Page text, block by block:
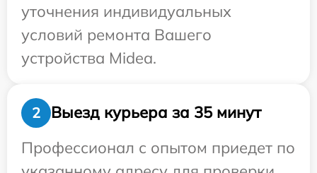
уточнения индивидуальных
условий ремонта Вашего
устройства Midea.
2
Выезд курьера за 35 минут
Профессионал с опытом приедет по